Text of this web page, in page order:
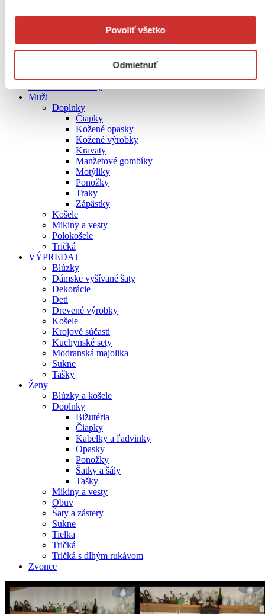
Povoliť všetko
Odmietnuť
Malfini textil
Dámsky textil
Muži
Doplnky
Čiapky
Kožené opasky
Kožené výrobky
Kravaty
Manžetové gombíky
Motýliky
Ponožky
Traky
Zápästky
Košele
Mikiny a vesty
Polokošele
Tričká
VÝPREDAJ
Blúzky
Dámske vyšívané šaty
Dekorácie
Deti
Drevené výrobky
Košele
Krojové súčasti
Kuchynské sety
Modranská majolika
Sukne
Tašky
Ženy
Blúzky a košele
Doplnky
Bižutéria
Čiapky
Kabelky a ľadvinky
Opasky
Ponožky
Šatky a šály
Tašky
Mikiny a vesty
Obuv
Šaty a zástery
Sukne
Tielka
Tričká
Tričká s dlhým rukávom
Zvonce